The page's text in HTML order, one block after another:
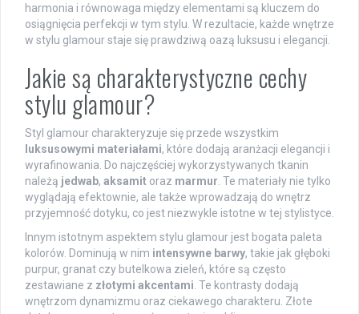
harmonia i równowaga między elementami są kluczem do
osiągnięcia perfekcji w tym stylu. W rezultacie, każde wnętrze
w stylu glamour staje się prawdziwą oazą luksusu i elegancji.
Jakie są charakterystyczne cechy
stylu glamour?
Styl glamour charakteryzuje się przede wszystkim
luksusowymi materiałami, które dodają aranżacji elegancji i
wyrafinowania. Do najczęściej wykorzystywanych tkanin
należą jedwab, aksamit oraz marmur. Te materiały nie tylko
wyglądają efektownie, ale także wprowadzają do wnętrz
przyjemność dotyku, co jest niezwykle istotne w tej stylistyce.
Innym istotnym aspektem stylu glamour jest bogata paleta
kolorów. Dominują w nim intensywne barwy, takie jak głęboki
purpur, granat czy butelkowa zieleń, które są często
zestawiane z złotymi akcentami. Te kontrasty dodają
wnętrzom dynamizmu oraz ciekawego charakteru. Złote